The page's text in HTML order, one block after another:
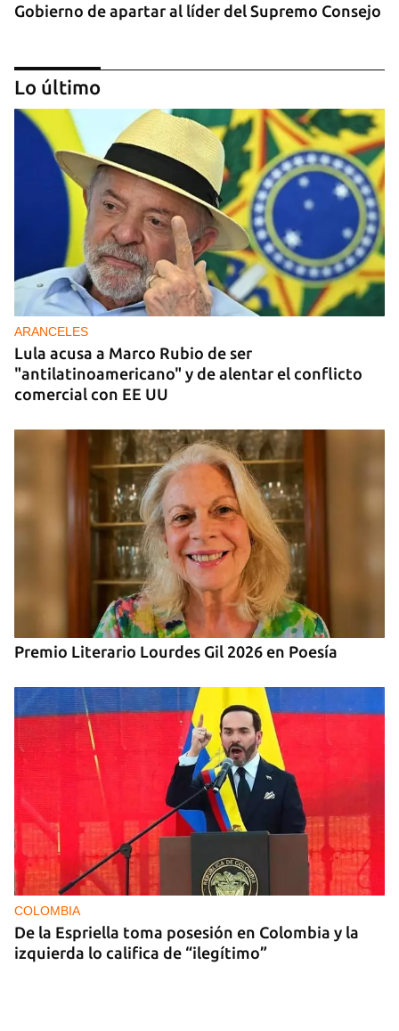
Gobierno de apartar al líder del Supremo Consejo
REPRESIÓN
Los creadores de El4tico cumplen seis meses
presos sin fecha de juicio
Lo último
ARANCELES
Lula acusa a Marco Rubio de ser
"antilatinoamericano" y de alentar el conflicto
comercial con EE UU
Premio Literario Lourdes Gil 2026 en Poesía
COLOMBIA
De la Espriella toma posesión en Colombia y la
izquierda lo califica de “ilegítimo”